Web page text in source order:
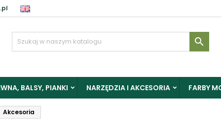

BALSY, PIANKI NARZĘDZIA I AKCESORIA FARBY
Akcesoria
zapisać produkty do Schowka, musisz się zalogować.